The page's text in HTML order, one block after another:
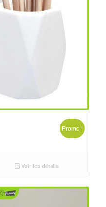
Promo !
Voir les détails